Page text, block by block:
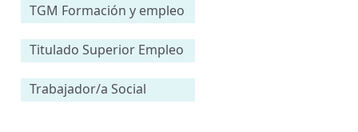
TGM Formación y empleo
Titulado Superior Empleo
Trabajador/a Social